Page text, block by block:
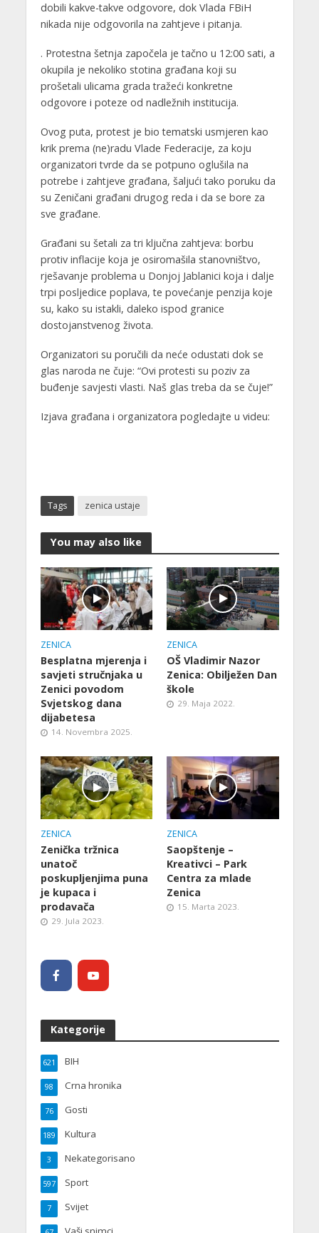
dobili kakve-takve odgovore, dok Vlada FBiH
nikada nije odgovorila na zahtjeve i pitanja.
. Protestna šetnja započela je tačno u 12:00 sati, a
okupila je nekoliko stotina građana koji su
prošetali ulicama grada tražeći konkretne
odgovore i poteze od nadležnih institucija.
Ovog puta, protest je bio tematski usmjeren kao
krik prema (ne)radu Vlade Federacije, za koju
organizatori tvrde da se potpuno oglušila na
potrebe i zahtjeve građana, šaljući tako poruku da
su Zeničani građani drugog reda i da se bore za
sve građane.
Građani su šetali za tri ključna zahtjeva: borbu
protiv inflacije koja je osiromašila stanovništvo,
rješavanje problema u Donjoj Jablanici koja i dalje
trpi posljedice poplava, te povećanje penzija koje
su, kako su istakli, daleko ispod granice
dostojanstvenog života.
Organizatori su poručili da neće odustati dok se
glas naroda ne čuje: “Ovi protesti su poziv za
buđenje savjesti vlasti. Naš glas treba da se čuje!”
Izjava građana i organizatora pogledajte u videu:
Tags zenica ustaje
You may also like
ZENICA
Besplatna mjerenja i
savjeti stručnjaka u
Zenici povodom
Svjetskog dana
dijabetesa
14. Novembra 2025.
ZENICA
OŠ Vladimir Nazor
Zenica: Obilježen Dan
škole
29. Maja 2022.
ZENICA
Zenička tržnica
unatoč
poskupljenjima puna
je kupaca i
prodavača
29. Jula 2023.
ZENICA
Saopštenje –
Kreativci – Park
Centra za mlade
Zenica
15. Marta 2023.
Kategorije
BIH
621
Crna hronika
98
Gosti
76
Kultura
189
Nekategorisano
3
Sport
597
Svijet
7